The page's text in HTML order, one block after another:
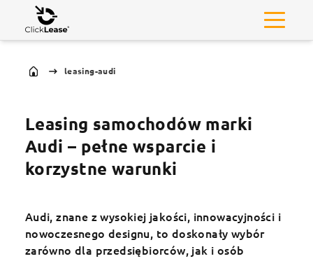
leasing-audi
Leasing samochodów marki
Audi – pełne wsparcie i
korzystne warunki
Audi, znane z wysokiej jakości, innowacyjności i
nowoczesnego designu, to doskonały wybór
zarówno dla przedsiębiorców, jak i osób